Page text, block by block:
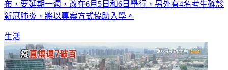
布，要延期一週，改在6月5日和6日舉行，另外有4名考生確診
新冠肺炎，將以專案方式協助入學。
生活